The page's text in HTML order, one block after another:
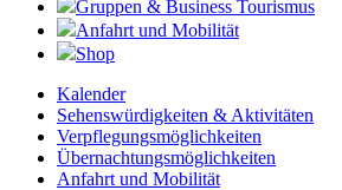
Gruppen & Business Tourismus
Anfahrt und Mobilität
Shop
Kalender
Sehenswürdigkeiten & Aktivitäten
Verpflegungsmöglichkeiten
Übernachtungsmöglichkeiten
Anfahrt und Mobilität